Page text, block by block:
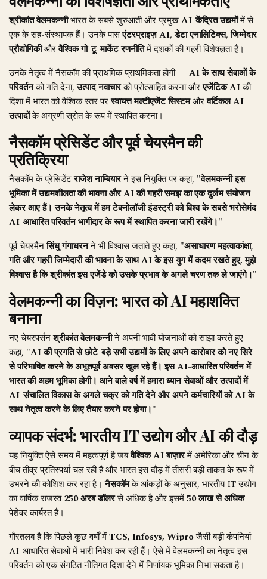
श्रीकांत वेलमकन्नीभारत के सबसे शुरुआती और प्रमुखAI-केंद्रित उद्यमोंमें से
एक के सह-संस्थापक हैं। उनके पासएंटरप्राइज़ AI,डेटा एनालिटिक्स,जिम्मेदार
प्रौद्योगिकीऔरवैश्विक गो-टू-मार्केट रणनीतिमें दशकों की गहरी विशेषज्ञता है।
उनके नेतृत्व में नैसकॉम की प्राथमिक प्राथमिकता होगी —AI के साथ सेवाओं के
परिवर्तनको गति देना,उत्पाद नवाचारको प्रोत्साहित करना औरएजेंटिक AIकी
दिशा में भारत को वैश्विक स्तर परस्वायत्त मल्टीएजेंट सिस्टमऔरवर्टिकल AI
उत्पादोंके अग्रणी स्रोत के रूप में स्थापित करना।
नैसकॉम प्रेसिडेंट और पूर्व चेयरमैन की
प्रतिक्रिया
नैसकॉम के प्रेसिडेंटराजेश नाम्बियारने इस नियुक्ति पर कहा, "वेलमकन्नी इस
भूमिका में उद्यमशीलता की भावना और AI की गहरी समझ का एक दुर्लभ संयोजन
लेकर आए हैं। उनके नेतृत्व में हम टेक्नोलॉजी इंडस्ट्री को विश्व के सबसे भरोसेमंद
AI-आधारित परिवर्तन भागीदार के रूप में स्थापित करना जारी रखेंगे।"
पूर्व चेयरमैनसिंधु गंगाधरनने भी विश्वास जताते हुए कहा, "असाधारण महत्वाकांक्षा,
गति और गहरी जिम्मेदारी की भावना के साथ AI के इस युग में कदम रखते हुए, मुझे
विश्वास है कि श्रीकांत इस एजेंडे को उसके प्रभाव के अगले चरण तक ले जाएंगे।"
वेलमकन्नी का विज़न: भारत को AI महाशक्ति
बनाना
नए चेयरपर्सनश्रीकांत वेलमकन्नीने अपनी भावी योजनाओं को साझा करते हुए
कहा, "AI की प्रगति से छोटे-बड़े सभी उद्यमों के लिए अपने कारोबार को नए सिरे
से परिभाषित करने के अभूतपूर्व अवसर खुल रहे हैं। इस AI-आधारित परिवर्तन में
भारत की अहम भूमिका होगी। आने वाले वर्ष में हमारा ध्यान सेवाओं और उत्पादों में
AI-संचालित विकास के अगले चक्र को गति देने और अपने कर्मचारियों को AI के
साथ नेतृत्व करने के लिए तैयार करने पर होगा।"
व्यापक संदर्भ: भारतीय IT उद्योग और AI की दौड़
यह नियुक्ति ऐसे समय में महत्वपूर्ण है जबवैश्विक AI बाज़ारमें अमेरिका और चीन के
बीच तीव्र प्रतिस्पर्धा चल रही है और भारत इस दौड़ में तीसरी बड़ी ताकत के रूप में
उभरने की कोशिश कर रहा है।नैसकॉमके आंकड़ों के अनुसार, भारतीय IT उद्योग
का वार्षिक राजस्व250 अरब डॉलरसे अधिक है और इसमें50 लाख से अधिक
पेशेवर कार्यरत हैं।
गौरतलब है कि पिछले कुछ वर्षों मेंTCS, Infosys, Wiproजैसी बड़ी कंपनियां
AI-आधारित सेवाओं में भारी निवेश कर रही हैं। ऐसे में वेलमकन्नी का नेतृत्व इस
परिवर्तन को एक संगठित नीतिगत दिशा देने में निर्णायक भूमिका निभा सकता है।